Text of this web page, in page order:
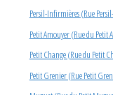
Persil-Infirmières (Rue
Petit Amouyer (Rue du Petit
Petit Change (Rue du Petit
Petit Grenier (Rue Petit